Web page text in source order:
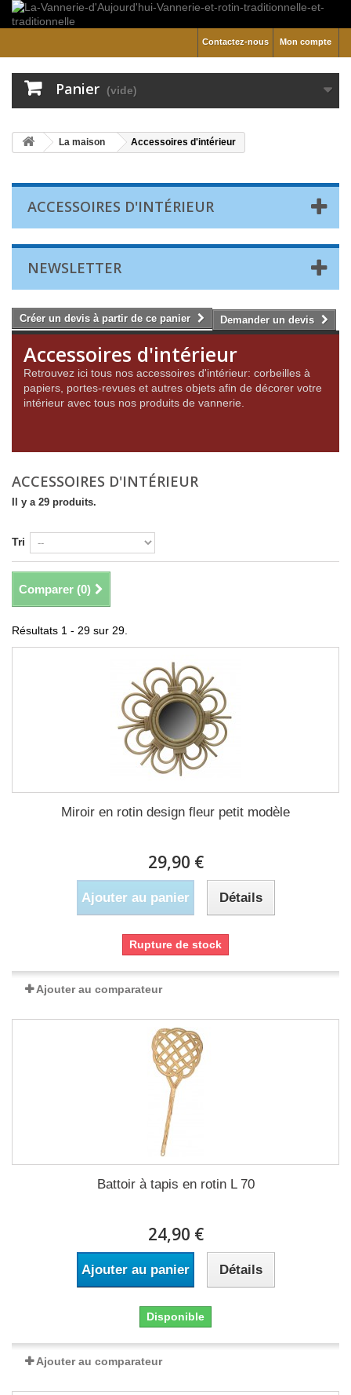
Mon compte
Contactez-nous
Panier (vide)
La maison Accessoires d'intérieur
ACCESSOIRES D'INTÉRIEUR
NEWSLETTER
Créer un devis à partir de ce panier Demander un devis
Accessoires d'intérieur
Retrouvez ici tous nos accessoires d'intérieur: corbeilles à
papiers, portes-revues et autres objets afin de décorer votre
intérieur avec tous nos produits de vannerie.
ACCESSOIRES D'INTÉRIEUR
Il y a 29 produits.
Tri
Comparer (0)
Résultats 1 - 29 sur 29.
Miroir en rotin design fleur petit modèle
29,90 €
Ajouter au panier Détails
Rupture de stock
Ajouter au comparateur
Battoir à tapis en rotin L 70
24,90 €
Ajouter au panier Détails
Disponible
Ajouter au comparateur